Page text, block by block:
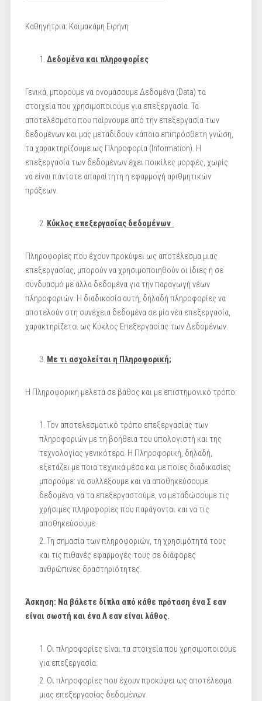
Καθηγήτρια: Καϊμακάμη Ειρήνη
Δεδομένα και πληροφορίες
Γενικά, μπορούμε να ονομάσουμε Δεδομένα (Data) τα
στοιχεία που χρησιμοποιούμε για επεξεργασία. Τα
αποτελέσματα που παίρνουμε από την επεξεργασία των
δεδομένων και μας μεταδίδουν κάποια επιπρόσθετη γνώση,
τα χαρακτηρίζουμε ως Πληροφορία (Information). Η
επεξεργασία των δεδομένων έχει ποικίλες μορφές, χωρίς
να είναι πάντοτε απαραίτητη η εφαρμογή αριθμητικών
πράξεων.
Κύκλος επεξεργασίας δεδομένων
Πληροφορίες που έχουν προκύψει ως αποτέλεσμα μιας
επεξεργασίας, μπορούν να χρησιμοποιηθούν οι ίδιες ή σε
συνδυασμό με άλλα δεδομένα για την παραγωγή νέων
πληροφοριών. Η διαδικασία αυτή, δηλαδή πληροφορίες να
αποτελούν στη συνέχεια δεδομένα σε μία νέα επεξεργασία,
χαρακτηρίζεται ως Κύκλος Επεξεργασίας των Δεδομένων.
Με τι ασχολείται η Πληροφορική;
Η Πληροφορική μελετά σε βάθος και με επιστημονικό τρόπο:
Τον αποτελεσματικό τρόπο επεξεργασίας των
πληροφοριών με τη βοήθεια του υπολογιστή και της
τεχνολογίας γενικότερα. Η Πληροφορική, δηλαδή,
εξετάζει με ποια τεχνικά μέσα και με ποιες διαδικασίες
μπορούμε: να συλλέξουμε και να αποθηκεύσουμε
δεδομένα, να τα επεξεργαστούμε, να μεταδώσουμε τις
χρήσιμες πληροφορίες που παράγονται και να τις
αποθηκεύσουμε.
Τη σημασία των πληροφοριών, τη χρησιμότητά τους
και τις πιθανές εφαρμογές τους σε διάφορες
ανθρώπινες δραστηριότητες.
Άσκηση: Να βάλετε δίπλα από κάθε πρόταση ένα Σ εαν
είναι σωστή και ένα Λ εαν είναι λάθος.
Οι πληροφορίες είναι τα στοιχεία που χρησιμοποιούμε
για επεξεργασία.
Οι πληροφορίες που έχουν προκύψει ως αποτέλεσμα
μιας επεξεργασίας δεδομένων.